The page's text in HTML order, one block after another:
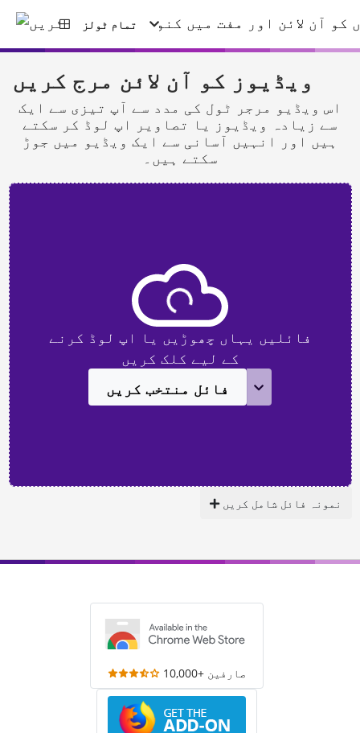
تمام ٹولز
ویڈیوز کو آن لائن مرج کریں
اس ویڈیو مرجر ٹول کی مدد سے آپ تیزی سے ایک
سے زیادہ ویڈیوز یا تصاویر اپ لوڈ کر سکتے
ہیں اور انہیں آسانی سے ایک ویڈیو میں جوڑ
سکتے ہیں۔
فائلیں یہاں چھوڑیں یا اپ لوڈ کرنے
کے لیے کلک کریں
فائل منتخب کریں
نمونہ فائل شامل کریں
10,000+ صارفین